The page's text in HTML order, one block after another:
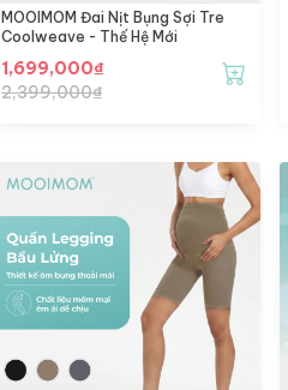
MOOIMOM Đai Nịt Bụng Sợi Tre
Coolweave - Thế Hệ Mới
1,699,000₫
2,399,000₫